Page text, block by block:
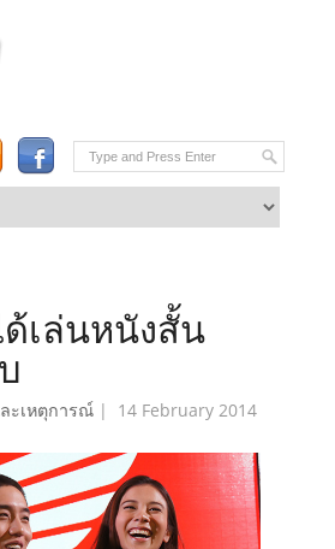
ด้เล่นหนังสั้น
ะเหตุการณ์ | 14 February 2014